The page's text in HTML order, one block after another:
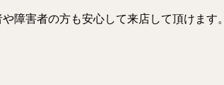
障害者の方も安心して来店して頂けます。